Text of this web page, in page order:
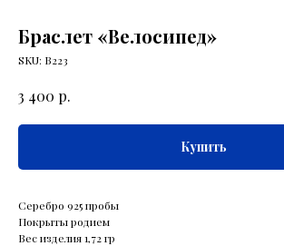
Браслет «Велосипед»
SKU: В223
3 400 р.
Купить
Серебро 925 пробы
Покрыты родием
Вес изделия 1,72 гр